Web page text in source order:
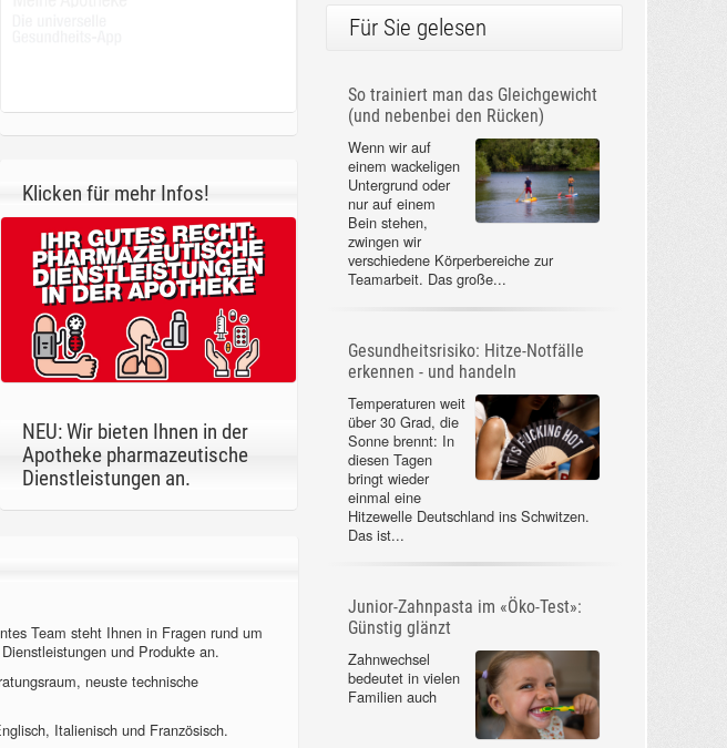
Klicken für mehr Infos!
NEU: Wir bieten Ihnen in der
Apotheke pharmazeutische
Dienstleistungen an.
Team steht Ihnen in Fragen rund um
und Produkte an.
neuste technische
Italienisch und Französisch.
Für Sie gelesen
So trainiert man das Gleichgewicht
(und nebenbei den Rücken)
Wenn wir auf
einem wackeligen
Untergrund oder
nur auf einem
Bein stehen,
zwingen wir
verschiedene Körperbereiche zur
Teamarbeit. Das große...
Gesundheitsrisiko: Hitze-Notfälle
erkennen - und handeln
Temperaturen weit
über 30 Grad, die
Sonne brennt: In
diesen Tagen
bringt wieder
einmal eine
Hitzewelle Deutschland ins Schwitzen.
Das ist...
Junior-Zahnpasta im «Öko-Test»:
Günstig glänzt
Zahnwechsel
bedeutet in vielen
Familien auch